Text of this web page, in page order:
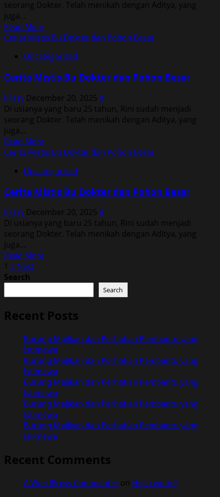
Besar
seorang Dokter. Telah menikah dengan Aditya, yang
juga...
Read MoreRead
more
Cerita
Bu
dan
Pohon
Besar
Cerita Mistis Bu Dokter dan Pohon Besar
Uncategorized
Cerita Mistis Bu Dokter dan Pohon Besar
k71zv December 20, 2025 0
Di usianya yang baru 25 tahun, Rini sudah menjadi
seorang Dokter. Telah menikah dengan Aditya, yang
juga...
Read MoreRead
more
Cerita
Bu
dan
Pohon
Besar
Cerita Mistis Bu Dokter dan Pohon Besar
Uncategorized
Cerita Mistis Bu Dokter dan Pohon Besar
k71zv December 20, 2025 0
Di usianya yang baru 25 tahun, Rini sudah menjadi
seorang Dokter. Telah menikah dengan Aditya, yang
juga...
Read MoreRead
Mistis
Bu
Dokter
Pohon
Besar
Posts
pagination
1 2 Next
Search
Search
Recent Posts
Burung Majikan dan Perhatian Pembantu yang
Istimewa
Burung Majikan dan Perhatian Pembantu yang
Istimewa
Burung Majikan dan Perhatian Pembantu yang
Istimewa
Burung Majikan dan Perhatian Pembantu yang
Istimewa
Burung Majikan dan Perhatian Pembantu yang
Istimewa
Recent Comments
A WordPress Commenter on Hello world!